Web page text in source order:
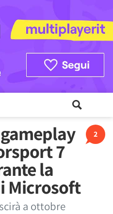
2
7
la
Microsoft
a ottobre